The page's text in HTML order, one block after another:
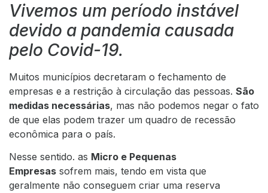
Vivemos um período instável
devido a pandemia causada
pelo Covid-19.
Muitos municípios decretaram o fechamento de
empresas e a restrição à circulação das pessoas. São
medidas necessárias, mas não podemos negar o fato
de que elas podem trazer um quadro de recessão
econômica para o país.
Nesse sentido. as Micro e Pequenas
Empresas sofrem mais, tendo em vista que
geralmente não conseguem criar uma reserva